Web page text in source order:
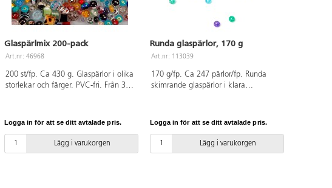
Glaspärlmix 200-pack
Art.nr: 46968
200 st/fp. Ca 430 g. Glaspärlor i olika
storlekar och färger. PVC-fri. Från 3
Logga in för att se ditt avtalade pris.
Lägg i varukorgen
Runda glaspärlor, 170 g
Art.nr: 113039
170 g/fp. Ca 247 pärlor/fp. Runda
skimrande glaspärlor i klara
fri. Från 3 år.
Logga in för att se ditt avtalade pris.
Lägg i varukorgen